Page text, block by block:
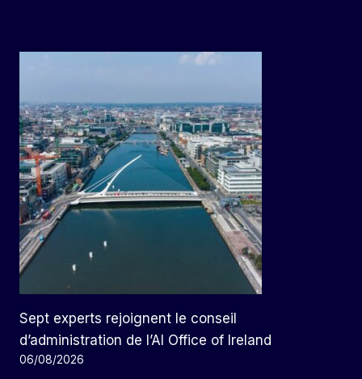
Sept experts rejoignent le conseil
d’administration de l’AI Office of Ireland
06/08/2026